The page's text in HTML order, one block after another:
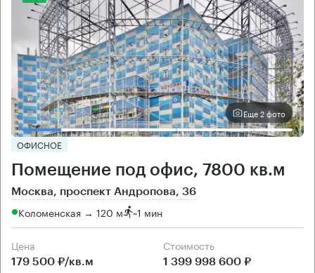
Еще 2 фото
ОФИСНОЕ
Помещение под офис, 7800 кв.м
Москва, проспект Андропова, 36
Коломенская → 120 м ~1 мин
Цена
179 500 ₽/кв.м
Cтоимость
1 399 998 600 ₽